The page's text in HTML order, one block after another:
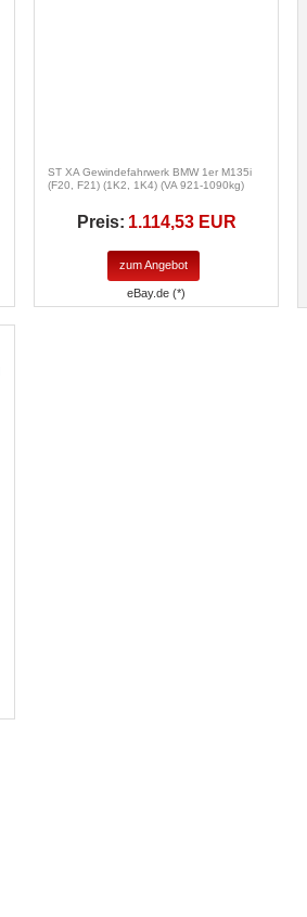
ST XA Gewindefahrwerk BMW 1er M135i
(F20, F21) (1K2, 1K4) (VA 921-1090kg)
Preis: 1.114,53 EUR
zum Angebot
eBay.de (*)